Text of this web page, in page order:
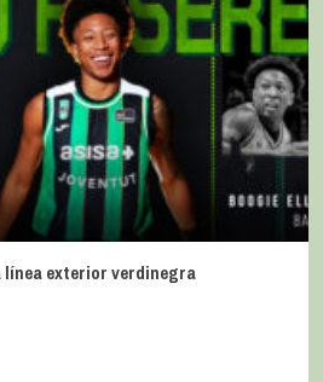
exterior verdinegra